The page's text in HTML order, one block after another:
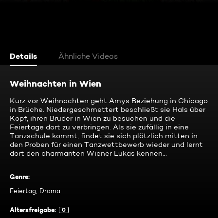
Details Ähnliche Videos
Weihnachten in Wien
Kurz vor Weihnachten geht Amys Beziehung in Chicago
in Brüche. Niedergeschmettert beschließt sie Hals über
Kopf, ihren Bruder in Wien zu besuchen und die
Feiertage dort zu verbringen. Als sie zufällig in eine
Tanzschule kommt, findet sie sich plötzlich mitten in
den Proben für einen Tanzwettbewerb wieder und lernt
dort den charmanten Wiener Lukas kennen…
Genre:
Feiertag, Drama
Altersfreigabe: 0